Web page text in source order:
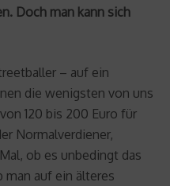
Doch man kann sich
– auf ein
die wenigsten von uns
120 bis 200 Euro für
Normalverdiener,
ob es unbedingt das
man auf ein älteres